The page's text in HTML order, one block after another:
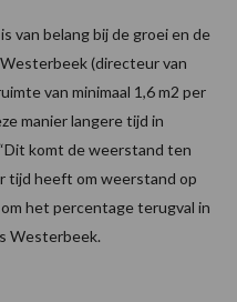
van belang bij de groei en de
(directeur van
van minimaal 1,6 m2 per
manier langere tijd in
komt de weerstand ten
tijd heeft om weerstand op
het percentage terugval in
Westerbeek.